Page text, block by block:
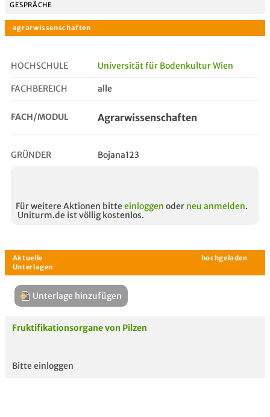
GESPRÄCHE
agrarwissenschaften
HOCHSCHULE Universität für Bodenkultur Wien
FACHBEREICH alle
FACH/MODUL Agrarwissenschaften
GRÜNDER Bojana123
Für weitere Aktionen bitte einloggen oder neu anmelden.
Uniturm.de ist völlig kostenlos.
Unterlage hinzufügen
Fruktifikationsorgane von Pilzen
Bitte einloggen